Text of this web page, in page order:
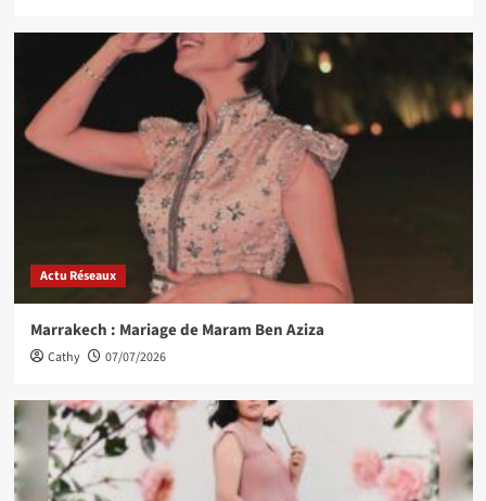
Actu Réseaux
Marrakech : Mariage de Maram Ben Aziza
Cathy 07/07/2026